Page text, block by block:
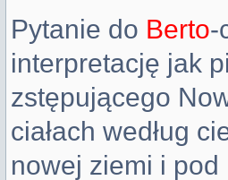
Pytanie do Berto-
interpretację jak
zstępującego
ciałach według
nowej ziemi i